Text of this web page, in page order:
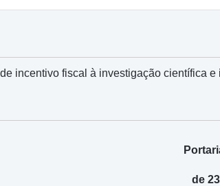
incentivo fiscal à investigação científica
de